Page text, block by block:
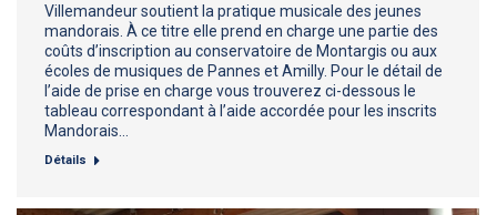
Villemandeur soutient la pratique musicale des jeunes
mandorais. À ce titre elle prend en charge une partie des
coûts d’inscription au conservatoire de Montargis ou aux
écoles de musiques de Pannes et Amilly. Pour le détail de
l’aide de prise en charge vous trouverez ci-dessous le
tableau correspondant à l’aide accordée pour les inscrits
Mandorais…
Détails